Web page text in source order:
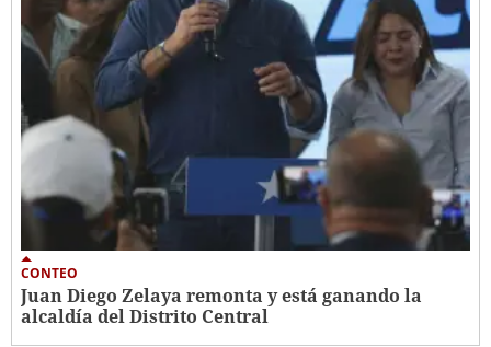
CONTEO
Juan Diego Zelaya remonta y está ganando la
alcaldía del Distrito Central